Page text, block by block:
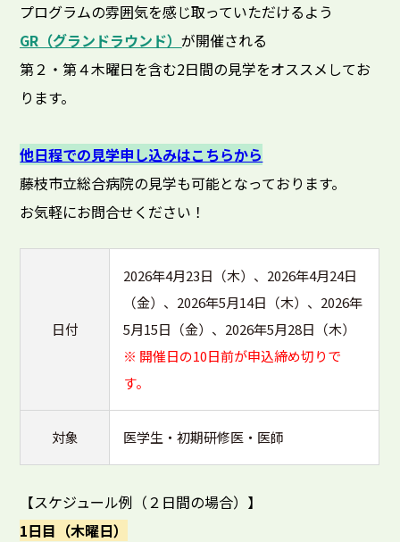
プログラムの雰囲気を感じ取っていただけるよう
GR（グランドラウンド）が開催される
第２・第４木曜日を含む2日間の見学をオススメしてお
ります。
他日程での見学申し込みはこちらから
藤枝市立総合病院の見学も可能となっております。
お気軽にお問合せください！
日付
2026年4月23日（木）、2026年4月24日
（金）、2026年5月14日（木）、2026年
5月15日（金）、2026年5月28日（木）
※ 開催日の10日前が申込締め切りで
す。
対象 医学生・初期研修医・医師
【スケジュール例（２日間の場合）】
1日目（木曜日）